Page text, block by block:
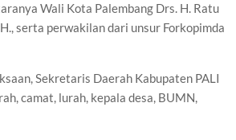
Wali Kota Palembang Drs. H. Ratu
serta perwakilan dari unsur Forkopimda
Sekretaris Daerah Kabupaten PALI
camat, lurah, kepala desa, BUMN,